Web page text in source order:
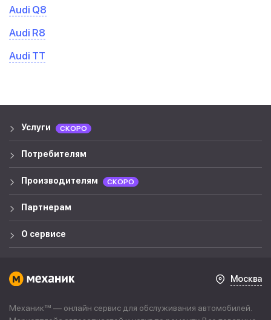
Audi Q8
Audi R8
Audi TT
Услуги СКОРО
Потребителям
Производителям СКОРО
Партнерам
О сервисе
Москва
Механик™ — онлайн сервис для обслуживания автомобилей.